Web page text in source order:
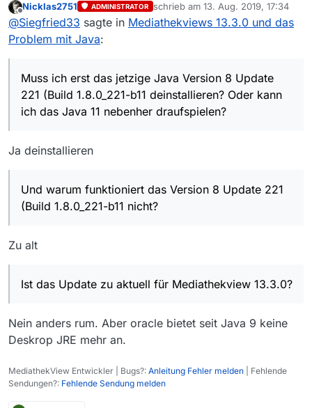
Muss ich erst das jetzige Java Version 8 Update
221 (Build 1.8.0_221-b11 deinstallieren? Oder kann
ich das Java 11 nebenher draufspielen?
Ist das Update zu aktuell für Mediathekview
13.3.0?
Offline
Nicklas2751 ADMINISTRATOR schrieb am 13. Aug. 2019, 17:34
zuletzt editiert von
@Siegfried33 sagte in Mediathekviews 13.3.0 und das
Problem mit Java:
Muss ich erst das jetzige Java Version 8 Update
221 (Build 1.8.0_221-b11 deinstallieren? Oder kann
ich das Java 11 nebenher draufspielen?
Ja deinstallieren
Und warum funktioniert das Version 8 Update 221
(Build 1.8.0_221-b11 nicht?
Zu alt
Ist das Update zu aktuell für Mediathekview 13.3.0?
Nein anders rum. Aber oracle bietet seit Java 9 keine
Deskrop JRE mehr an.
MediathekView Entwickler | Bugs?: Anleitung Fehler melden | Fehlende
Sendungen?: Fehlende Sendung melden